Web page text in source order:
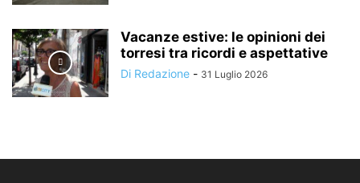
Vacanze estive: le opinioni dei
torresi tra ricordi e aspettative
Di Redazione - 31 Luglio 2026